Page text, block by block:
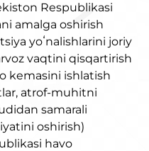
Respublikasi
amalga oshirish
yoʻnalishlarini joriy
vaqtini qisqartirish
kemasini ishlatish
atrof-muhitni
samarali
oshirish)
havo